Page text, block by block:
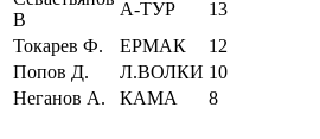
В
А-ТУР
13
Токарев Ф.
ЕРМАК
12
Попов Д.
Л.ВОЛКИ 10
Неганов А.
КАМА 8